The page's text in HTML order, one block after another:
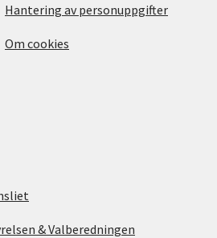
Hantering av personuppgifter
Om cookies
& Valberedningen